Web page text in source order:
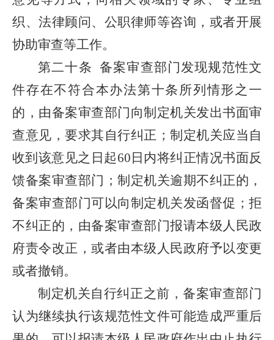
织、法律顾问、公职律师等咨询，或者开展
协助审查等工作。
第二十条 备案审查部门发现规范性文
件存在不符合本办法第十条所列情形之一
的，由备案审查部门向制定机关发出书面审
查意见，要求其自行纠正；制定机关应当自
收到该意见之日起60日内将纠正情况书面反
馈备案审查部门；制定机关逾期不纠正的，
备案审查部门可以向制定机关发函督促；拒
不纠正的，由备案审查部门报请本级人民政
府责令改正，或者由本级人民政府予以变更
或者撤销。
制定机关自行纠正之前，备案审查部门
认为继续执行该规范性文件可能造成严重后